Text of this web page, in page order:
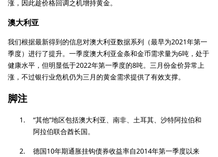
涨，因此趁价格回调之机增持黄金。
澳大利亚
我们根据最新得到的信息对澳大利亚数据系列（最早为2021年第一
季度）进行了提升。一季度澳大利亚金条和金币需求量为6吨，处于
健康水平，但明显低于2022年第一季度的8吨。三月份金价异常上
涨，不过银行业危机仍为三月的黄金需求提供了有效支撑。
脚注
“其他”地区包括澳大利亚、南非、土耳其、沙特阿拉伯和
阿拉伯联合酋长国。
德国10年期通胀挂钩债券收益率自2014年第一季度以来